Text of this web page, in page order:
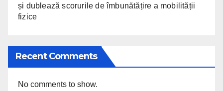
și dublează scorurile de îmbunătățire a mobilității
fizice
Recent Comments
No comments to show.